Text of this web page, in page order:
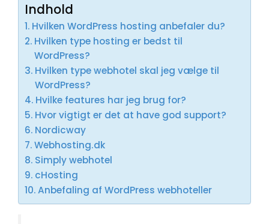
Indhold
Hvilken WordPress hosting anbefaler du?
Hvilken type hosting er bedst til
WordPress?
Hvilken type webhotel skal jeg vælge til
WordPress?
Hvilke features har jeg brug for?
Hvor vigtigt er det at have god support?
Nordicway
Webhosting.dk
Simply webhotel
cHosting
Anbefaling af WordPress webhoteller